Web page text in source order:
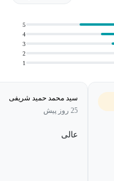
1
2
3
4
5
سید محمد حمید شریفی
25 روز پیش
عالی